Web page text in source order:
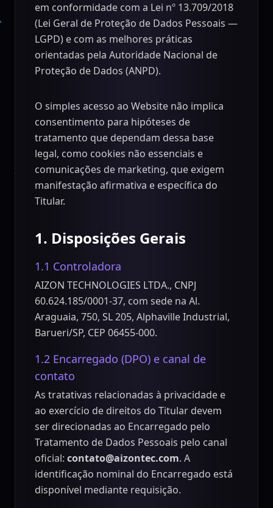
em conformidade com a Lei nº 13.709/2018
(Lei Geral de Proteção de Dados Pessoais —
LGPD) e com as melhores práticas
orientadas pela Autoridade Nacional de
Proteção de Dados (ANPD).
O simples acesso ao Website não implica
consentimento para hipóteses de
tratamento que dependam dessa base
legal, como cookies não essenciais e
comunicações de marketing, que exigem
manifestação afirmativa e específica do
Titular.
1. Disposições Gerais
1.1 Controladora
AIZON TECHNOLOGIES LTDA., CNPJ
60.624.185/0001-37, com sede na Al.
Araguaia, 750, SL 205, Alphaville Industrial,
Barueri/SP, CEP 06455-000.
1.2 Encarregado (DPO) e canal de
contato
As tratativas relacionadas à privacidade e
ao exercício de direitos do Titular devem
ser direcionadas ao Encarregado pelo
Tratamento de Dados Pessoais pelo canal
oficial: contato@aizontec.com. A
identificação nominal do Encarregado está
disponível mediante requisição.